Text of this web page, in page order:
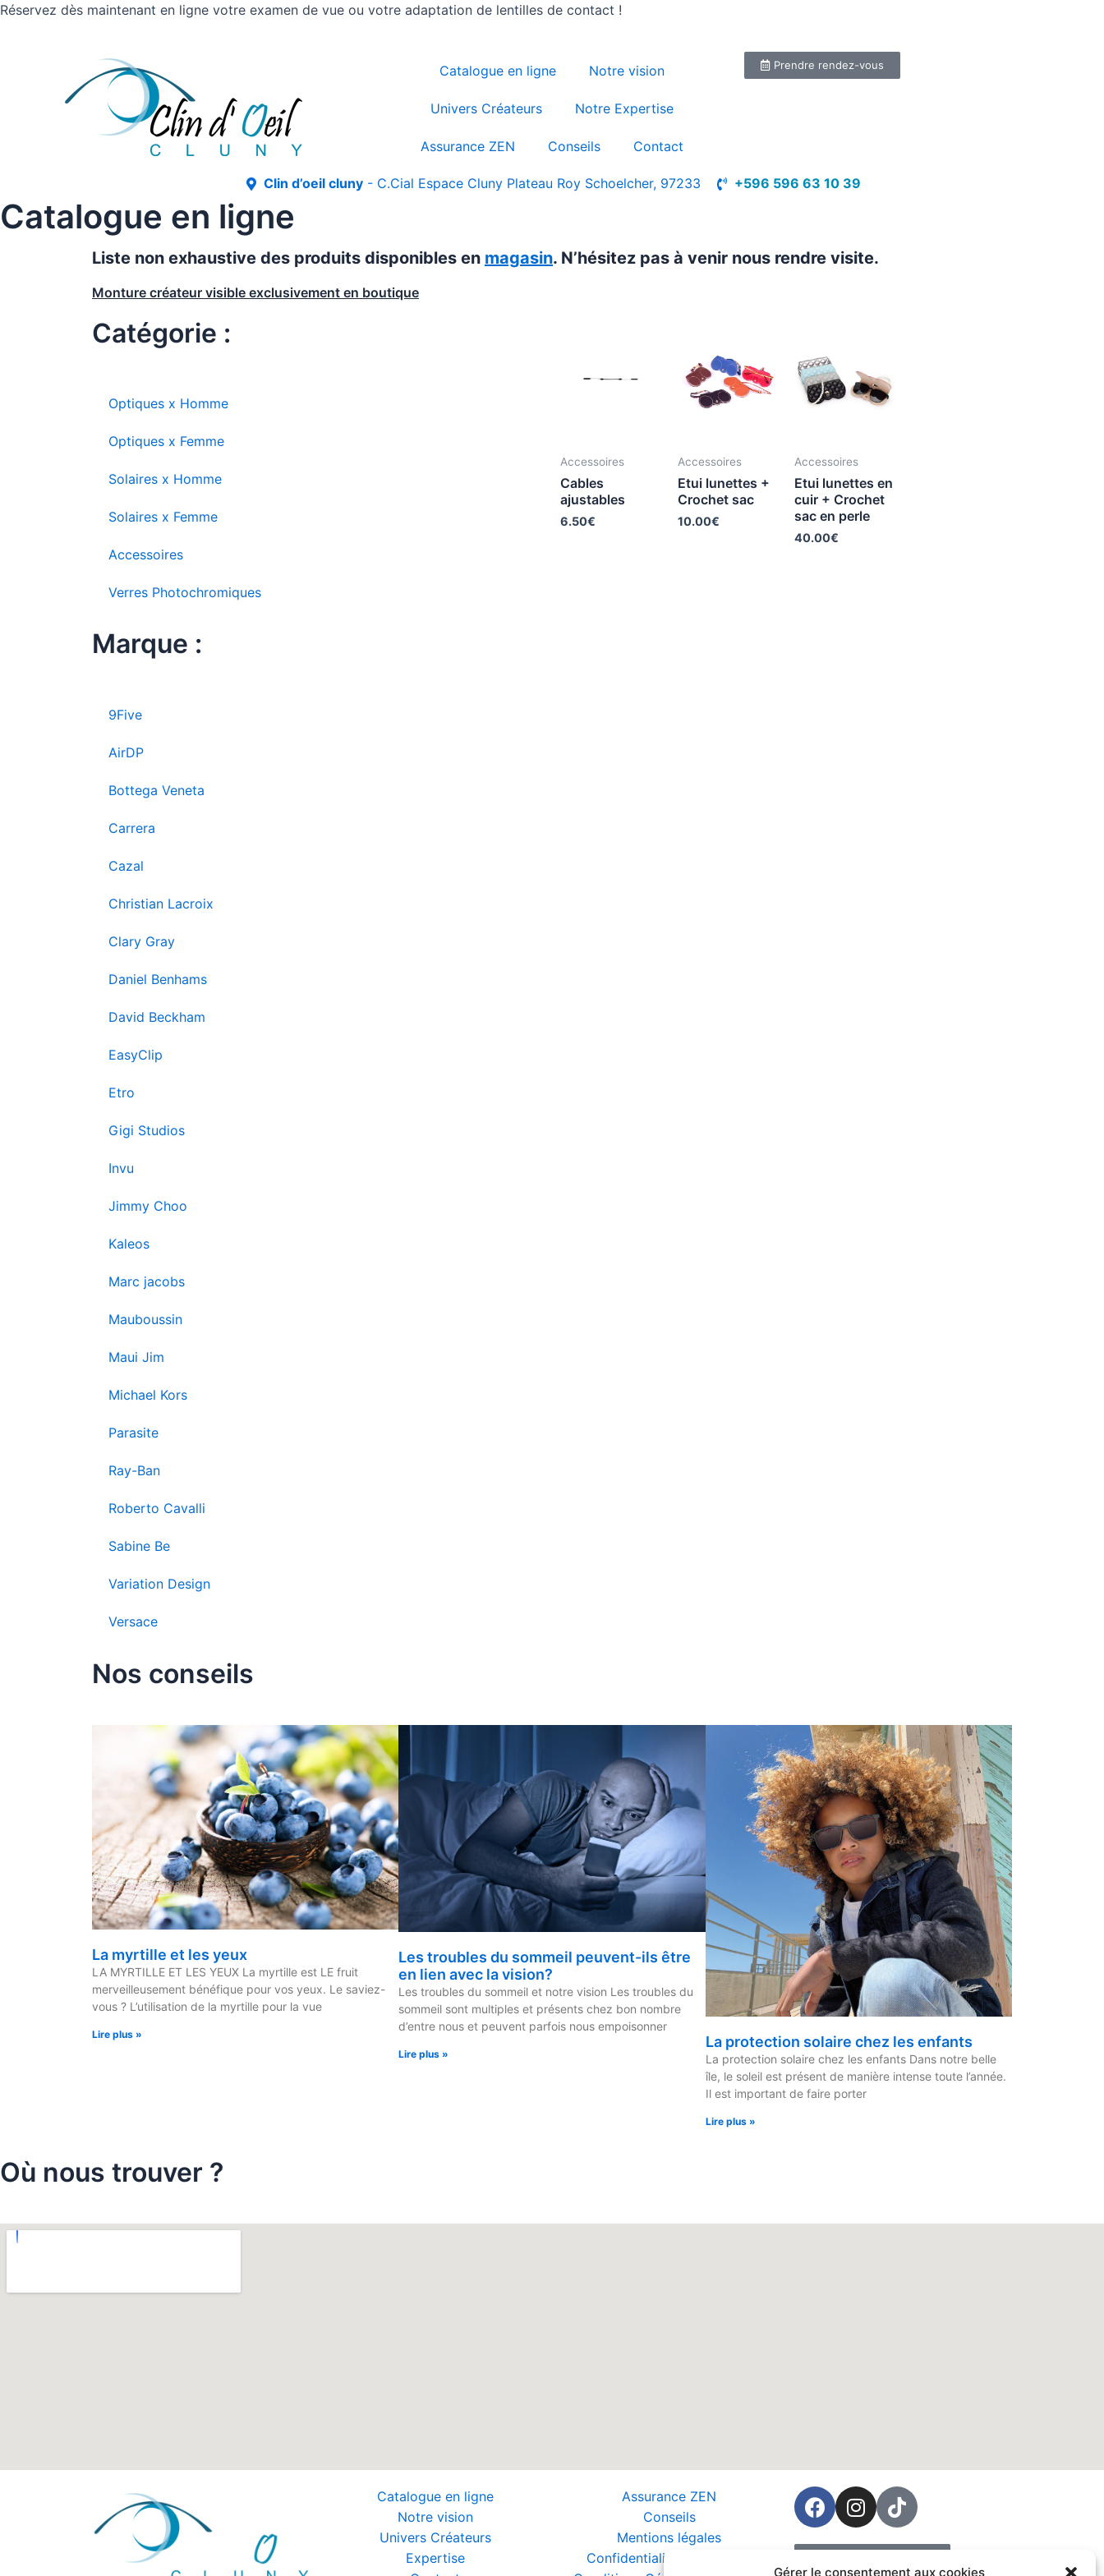
Gérer le consentement aux cookies
Réservez dès maintenant en ligne votre examen de vue ou votre adaptation de lentilles de contact !
Catalogue en ligne Notre vision
Univers Créateurs Notre Expertise
Assurance ZEN Conseils Contact
Prendre rendez-vous
Clin d’oeil cluny - C.Cial Espace Cluny Plateau Roy Schoelcher, 97233 +596 596 63 10 39
Catalogue en ligne
Liste non exhaustive des produits disponibles en magasin. N’hésitez pas à venir nous rendre visite.
Monture créateur visible exclusivement en boutique
Catégorie :
Optiques x Homme
Optiques x Femme
Solaires x Homme
Solaires x Femme
Accessoires
Verres Photochromiques
Marque :
9Five
AirDP
Bottega Veneta
Carrera
Cazal
Christian Lacroix
Clary Gray
Daniel Benhams
David Beckham
EasyClip
Etro
Gigi Studios
Invu
Jimmy Choo
Kaleos
Marc jacobs
Mauboussin
Maui Jim
Michael Kors
Parasite
Ray-Ban
Roberto Cavalli
Sabine Be
Variation Design
Versace
Accessoires
Cables
ajustables
6.50€
Accessoires
Etui lunettes +
Crochet sac
10.00€
Accessoires
Etui lunettes en
cuir + Crochet
sac en perle
40.00€
Nos conseils
La myrtille et les yeux
LA MYRTILLE ET LES YEUX La myrtille est LE fruit
merveilleusement bénéfique pour vos yeux. Le saviez-
vous ? L’utilisation de la myrtille pour la vue
Lire plus »
Les troubles du sommeil peuvent-ils être
en lien avec la vision?
Les troubles du sommeil et notre vision Les troubles du
sommeil sont multiples et présents chez bon nombre
d’entre nous et peuvent parfois nous empoisonner
Lire plus »
La protection solaire chez les enfants
La protection solaire chez les enfants Dans notre belle
île, le soleil est présent de manière intense toute l’année.
Il est important de faire porter
Lire plus »
Où nous trouver ?
Catalogue en ligne
Notre vision
Univers Créateurs
Expertise
Assurance ZEN
Conseils
Mentions légales
Confidentialité et Données